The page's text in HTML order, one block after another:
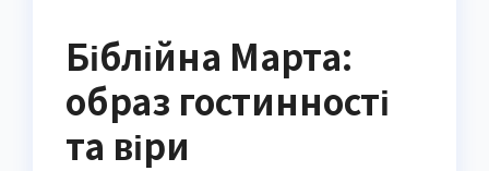
Біблійна Марта:
образ гостинності
та віри